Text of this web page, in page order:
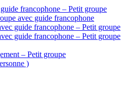
francophone – Petit groupe
avec guide francophone
guide francophone – Petit groupe
guide francophone – Petit groupe
– Petit groupe
)